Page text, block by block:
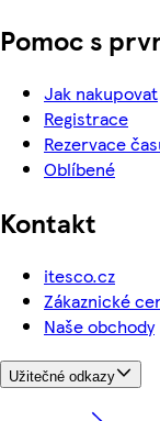
Pomoc s
Jak nakupovat
Registrace
Rezervace
Oblíbené
Kontakt
itesco.cz
Zákaznické
Naše obchody
Užitečné odkazy